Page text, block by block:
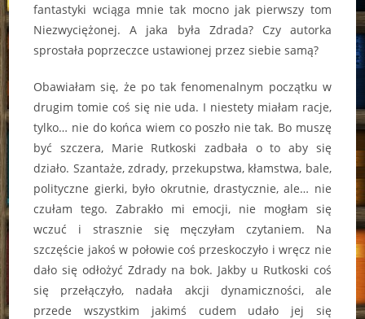
fantastyki wciąga mnie tak mocno jak pierwszy tom
Niezwyciężonej. A jaka była Zdrada? Czy autorka
sprostała poprzeczce ustawionej przez siebie samą?
Obawiałam się, że po tak fenomenalnym początku w
drugim tomie coś się nie uda. I niestety miałam racje,
tylko… nie do końca wiem co poszło nie tak. Bo muszę
być szczera, Marie Rutkoski zadbała o to aby się
działo. Szantaże, zdrady, przekupstwa, kłamstwa, bale,
polityczne gierki, było okrutnie, drastycznie, ale… nie
czułam tego. Zabrakło mi emocji, nie mogłam się
wczuć i strasznie się męczyłam czytaniem. Na
szczęście jakoś w połowie coś przeskoczyło i wręcz nie
dało się odłożyć Zdrady na bok. Jakby u Rutkoski coś
się przełączyło, nadała akcji dynamiczności, ale
przede wszystkim jakimś cudem udało jej się